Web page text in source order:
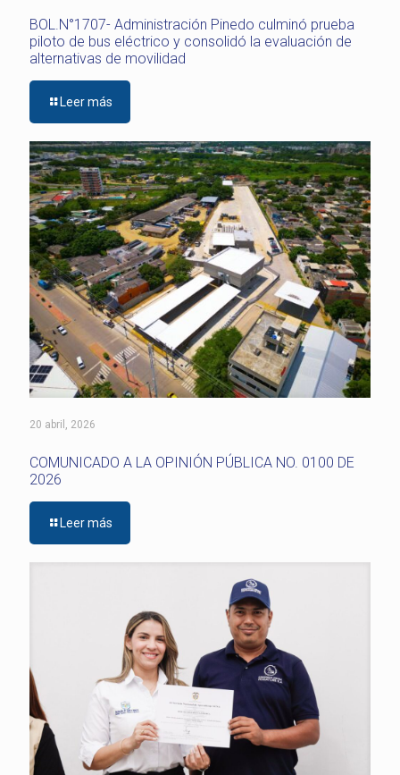
BOL.N°1707- Administración Pinedo culminó prueba
piloto de bus eléctrico y consolidó la evaluación de
alternativas de movilidad
Leer más
20 abril, 2026
COMUNICADO A LA OPINIÓN PÚBLICA NO. 0100 DE
2026
Leer más